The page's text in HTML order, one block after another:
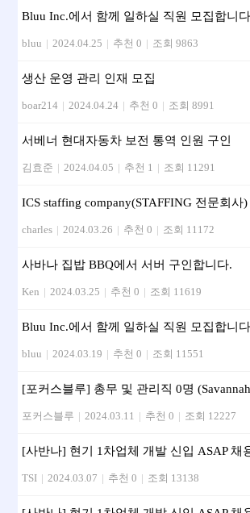
Bluu Inc.에서 함께 일하실 직원 모집합니
bluu | 2024.04.25 | 추천 0 | 조회 9863
생산 운영 관리 인재 모집
boar214 | 2024.04.24 | 추천 0 | 조회 8991
서베너 현대자동차 보전 통역 인원 구인
김효준 | 2024.04.05 | 추천 1 | 조회 11291
ICS staffing company(STAFFING 전문회사)
charles | 2024.03.26 | 추천 0 | 조회 11172
사바나 집밥 BBQ에서 서버 구인합니다.
Ken | 2024.03.25 | 추천 0 | 조회 11619
Bluu Inc.에서 함께 일하실 직원 모집합니
bluu | 2024.03.19 | 추천 0 | 조회 11551
[포커스블루] 총무 및 관리직 0명
포커스블루 | 2024.03.11 | 추천 0 | 조회 12227
[사반나] 현기 1차업체 개발 신입 ASAP 채
TSI | 2024.03.07 | 추천 0 | 조회 13138